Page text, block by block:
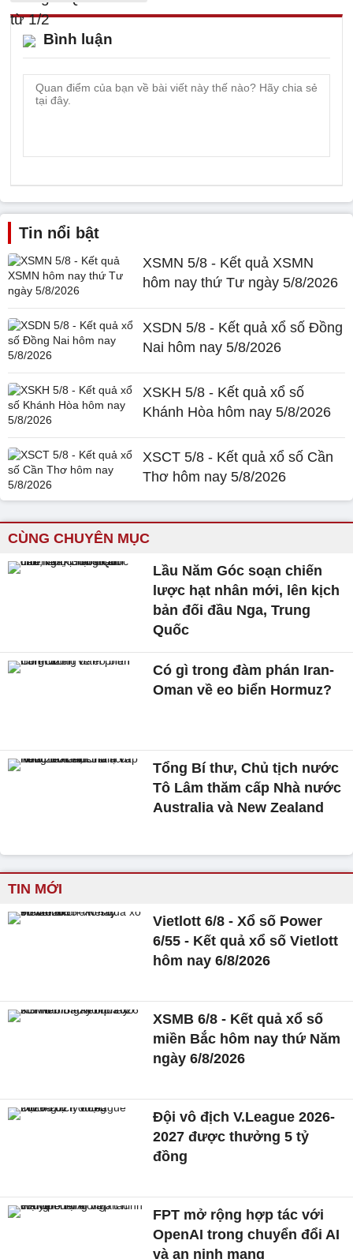
Bình luận
Tin nổi bật
XSMN 5/8 - Kết quả XSMN
hôm nay thứ Tư ngày 5/8/2026
XSDN 5/8 - Kết quả xổ số Đồng
Nai hôm nay 5/8/2026
XSKH 5/8 - Kết quả xổ số
Khánh Hòa hôm nay 5/8/2026
XSCT 5/8 - Kết quả xổ số Cần
Thơ hôm nay 5/8/2026
CÙNG CHUYÊN MỤC
Lầu Năm Góc soạn chiến
lược hạt nhân mới, lên kịch
bản đối đầu Nga, Trung
Quốc
Có gì trong đàm phán Iran-
Oman về eo biển Hormuz?
Tổng Bí thư, Chủ tịch nước
Tô Lâm thăm cấp Nhà nước
Australia và New Zealand
TIN MỚI
Vietlott 6/8 - Xổ số Power
6/55 - Kết quả xổ số Vietlott
hôm nay 6/8/2026
XSMB 6/8 - Kết quả xổ số
miền Bắc hôm nay thứ Năm
ngày 6/8/2026
Đội vô địch V.League 2026-
2027 được thưởng 5 tỷ
đồng
FPT mở rộng hợp tác với
OpenAI trong chuyển đổi AI
và an ninh mạng